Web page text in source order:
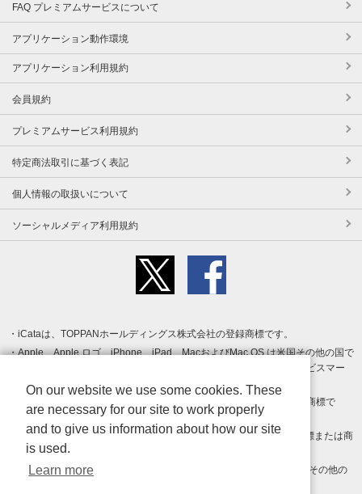
FAQ プレミアムサービスについて
アプリケーション動作環境
アプリケーション利用規約
会員規約
プレミアムサービス利用規約
特定商法取引に基づく表記
個人情報の取扱いについて
ソーシャルメディア利用規約
iCataは、TOPPANホールディングス株式会社の登録商標です。
Apple、Apple ロゴ、iPhone、iPad、MacおよびMac OS は米国その他の国で
登録された Apple Inc. の商標です。App Store は Apple Inc. のサービスマー
クです。
Android、Google Play および Google Play ロゴ は Google LLC の商標で
す。
Windows は Microsoft Inc.の米国およびその他の国における登録商標または商
標です。
Adobe、Adobe Reader、Adobe PDF は、Adobe Inc.の米国およびその他の
On our website we use some cookies. These
are necessary for our site to work properly
and to give us information about how our site
is used.
Learn more